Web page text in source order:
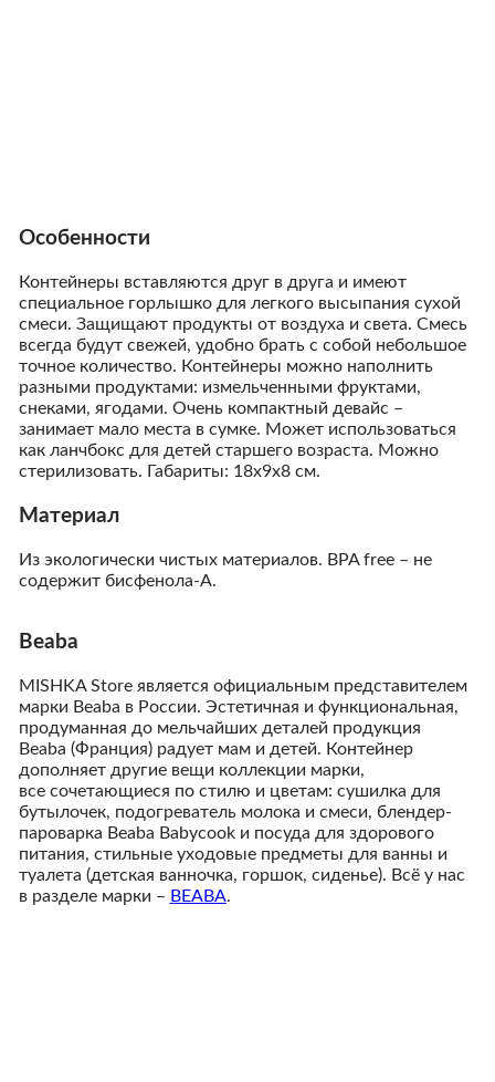
Особенности
Контейнеры вставляются друг в друга и имеют
специальное горлышко для легкого высыпания сухой
смеси. Защищают продукты от воздуха и света. Смесь
всегда будут свежей, удобно брать с собой небольшое
точное количество. Контейнеры можно наполнить
разными продуктами: измельченными фруктами,
снеками, ягодами. Очень компактный девайс –
занимает мало места в сумке. Может использоваться
как ланчбокс для детей старшего возраста. Можно
стерилизовать. Габариты: 18х9х8 см.
Материал
Из экологически чистых материалов. BPA free – не
содержит бисфенола-А.
Beaba
MISHKA Store является официальным представителем
марки Beaba в России. Эстетичная и функциональная,
продуманная до мельчайших деталей продукция
Beaba (Франция) радует мам и детей. Контейнер
дополняет другие вещи коллекции марки,
все сочетающиеся по стилю и цветам: сушилка для
бутылочек, подогреватель молока и смеси, блендер-
пароварка Beaba Babycook и посуда для здорового
питания, стильные уходовые предметы для ванны и
туалета (детская ванночка, горшок, сиденье). Всё у нас
в разделе марки – BEABA.